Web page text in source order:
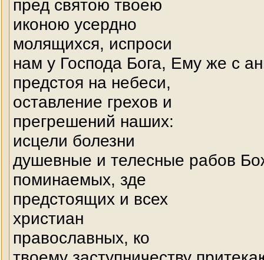
пред святою твоею
иконою усердно
молящихся, испроси
нам у Господа Бога, Ему же с
предстоя на небеси,
оставление грехов и
прегрешений наших:
исцели болезни
душевные и телесные рабов
поминаемых, зде
предстоящих и всех
христиан
православных, ко